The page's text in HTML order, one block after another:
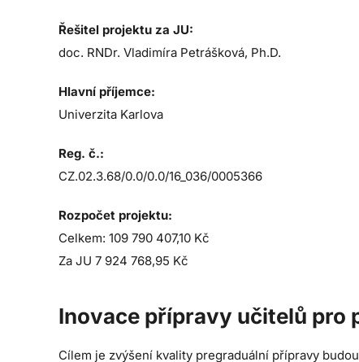
Řešitel projektu za JU:
doc. RNDr. Vladimíra Petrášková, Ph.D.
Hlavní příjemce:
Univerzita Karlova
Reg. č.:
CZ.02.3.68/0.0/0.0/16_036/0005366
Rozpočet projektu:
Celkem: 109 790 407,10 Kč
Za JU 7 924 768,95 Kč
Inovace přípravy učitelů pro
Cílem je zvýšení kvality pregraduální přípravy